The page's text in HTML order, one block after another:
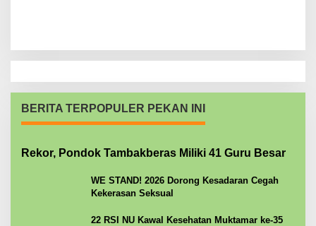
BERITA TERPOPULER PEKAN INI
Rekor, Pondok Tambakberas Miliki 41 Guru Besar
WE STAND! 2026 Dorong Kesadaran Cegah
Kekerasan Seksual
22 RSI NU Kawal Kesehatan Muktamar ke-35